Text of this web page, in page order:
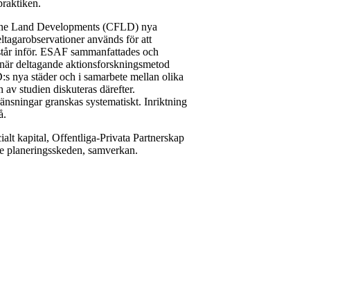
Land Developments (CFLD) nya
används för att
inför. ESAF sammanfattades och
deltagande aktionsforskningsmetod
nya städer och i samarbete mellan olika
studien diskuteras därefter.
granskas systematiskt. Inriktning
kapital, Offentliga-Privata Partnerskap
samverkan.